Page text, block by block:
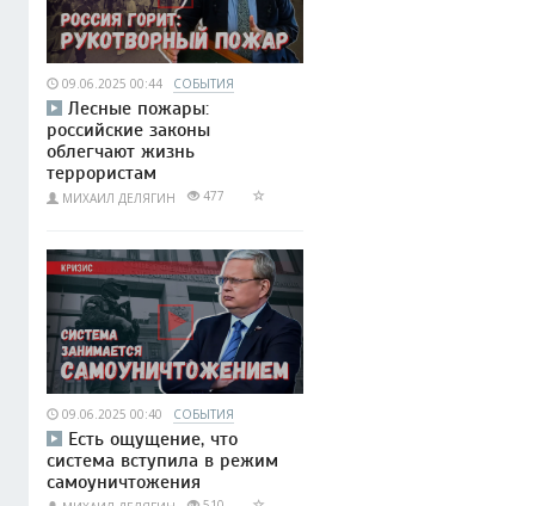
09.06.2025 00:44 СОБЫТИЯ
Лесные пожары:
российские законы
облегчают жизнь
террористам
МИХАИЛ ДЕЛЯГИН 477
09.06.2025 00:40 СОБЫТИЯ
Есть ощущение, что
система вступила в режим
самоуничтожения